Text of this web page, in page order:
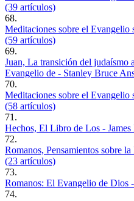
(39 artículos)
68.
Meditaciones sobre el
(59 artículos)
69.
Juan, La transición del judaísmo
Evangelio de - Stanley Bruce
70.
Meditaciones sobre el Evangelio
(58 artículos)
71.
Hechos, El Libro de Los -
72.
Romanos, Pensamientos sobre
(23 artículos)
73.
Romanos: El Evangelio de Dios
74.